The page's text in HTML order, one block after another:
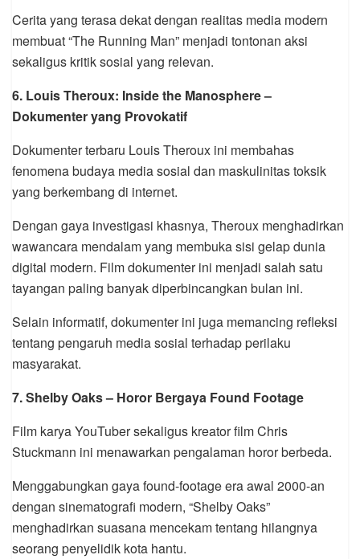
Cerita yang terasa dekat dengan realitas media modern
membuat “The Running Man” menjadi tontonan aksi
sekaligus kritik sosial yang relevan.
6. Louis Theroux: Inside the Manosphere–
Dokumenter yang Provokatif
Dokumenter terbaru Louis Theroux ini membahas
fenomena budaya media sosial dan maskulinitas toksik
yang berkembang di internet.
Dengan gaya investigasi khasnya, Theroux menghadirkan
wawancara mendalam yang membuka sisi gelap dunia
digital modern. Film dokumenter ini menjadi salah satu
tayangan paling banyak diperbincangkan bulan ini.
Selain informatif, dokumenter ini juga memancing refleksi
tentang pengaruh media sosial terhadap perilaku
masyarakat.
7.Shelby Oaks– Horor Bergaya Found Footage
Film karya YouTuber sekaligus kreator filmChris
Stuckmann ini menawarkan pengalaman horor berbeda.
Menggabungkan gaya found-footage era awal 2000-an
dengan sinematografi modern, “Shelby Oaks”
menghadirkan suasana mencekam tentang hilangnya
seorang penyelidik kota hantu.